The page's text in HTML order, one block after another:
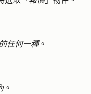
任何一種。
。